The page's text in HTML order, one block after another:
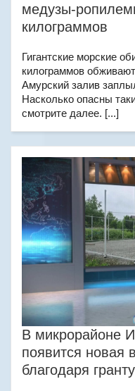
медузы-
килограммов
Гигантские морские
килограммов
Амурский залив
Насколько опасны
смотрите далее. [...]
В микрорайоне
появится новая
благодаря гранту